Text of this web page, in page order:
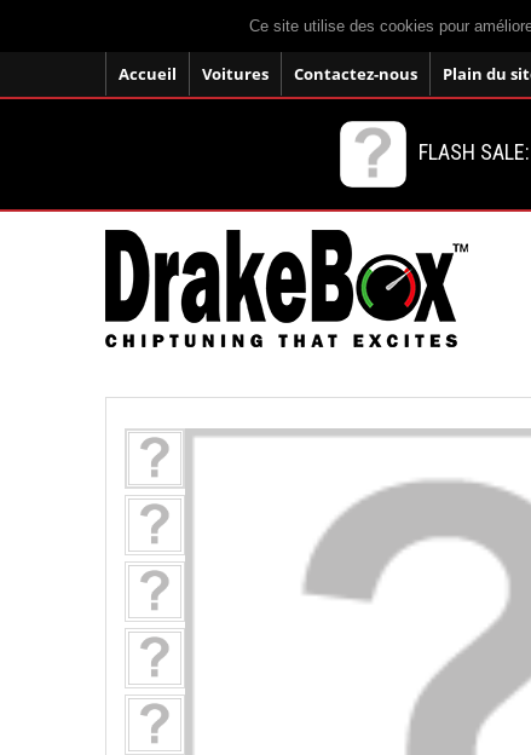
Ce site utilise des cookies pour
Accueil Voitures Contactez-nous Plain du
FLASH